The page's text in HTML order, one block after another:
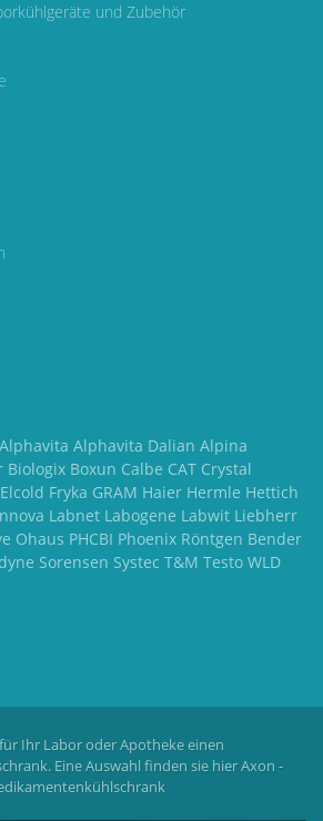
und Zubehör
Alphavita Dalian Alpina
Biologix Boxun Calbe CAT Crystal
Fryka GRAM Haier Hermle Hettich
Labnet Labogene Labwit Liebherr
Ohaus PHCBI Phoenix Röntgen Bender
Sorensen Systec T&M Testo WLD
Ihr Labor oder Apotheke einen
Eine Auswahl finden sie hierAxon -